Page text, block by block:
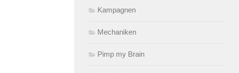
Kampagnen
Mechaniken
Pimp my Brain